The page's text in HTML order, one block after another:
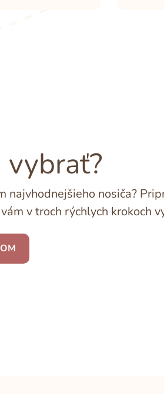
vybrať?
najvhodnejšieho nosiča?
v troch rýchlych krokoch